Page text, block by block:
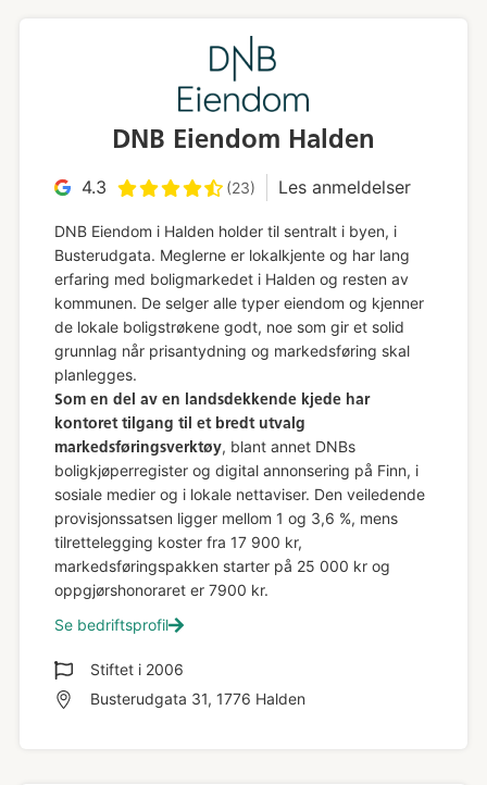
DNB Eiendom Halden
4.3 (23) Les anmeldelser
DNB Eiendom i Halden holder til sentralt i byen, i
Busterudgata. Meglerne er lokalkjente og har lang
erfaring med boligmarkedet i Halden og resten av
kommunen. De selger alle typer eiendom og kjenner
de lokale boligstrøkene godt, noe som gir et solid
grunnlag når prisantydning og markedsføring skal
planlegges.
Som en del av en landsdekkende kjede har
kontoret tilgang til et bredt utvalg
markedsføringsverktøy, blant annet DNBs
boligkjøperregister og digital annonsering på Finn, i
sosiale medier og i lokale nettaviser. Den veiledende
provisjonssatsen ligger mellom 1 og 3,6 %, mens
tilrettelegging koster fra 17 900 kr,
markedsføringspakken starter på 25 000 kr og
oppgjørshonoraret er 7900 kr.
Se bedriftsprofil
Stiftet i 2006
Busterudgata 31, 1776 Halden